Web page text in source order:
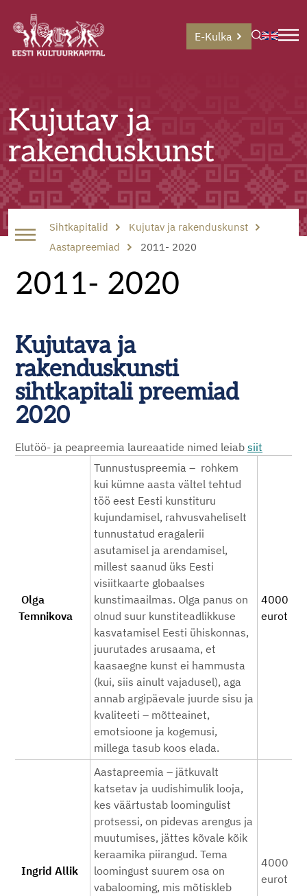
E-Kulka
Kujutav ja
rakenduskunst
Sihtkapitalid
Kujutav ja rakenduskunst
Aastapreemiad
2011- 2020
2011- 2020
Kujutava ja
rakenduskunsti
sihtkapitali preemiad
2020
Elutöö- ja peapreemia laureaatide nimed leiab siit
Olga
Temnikova
Tunnustuspreemia – rohkem
kui kümne aasta vältel tehtud
töö eest Eesti kunstituru
kujundamisel, rahvusvaheliselt
tunnustatud eragalerii
asutamisel ja arendamisel,
millest saanud üks Eesti
visiitkaarte globaalses
kunstimaailmas. Olga panus on
olnud suur kunstiteadlikkuse
kasvatamisel Eesti ühiskonnas,
juurutades arusaama, et
kaasaegne kunst ei hammusta
(kui, siis ainult vajadusel), aga
annab argipäevale juurde sisu ja
kvaliteeti – mõtteainet,
emotsioone ja kogemusi,
millega tasub koos elada.
4000
eurot
Ingrid Allik
Aastapreemia – jätkuvalt
katsetav ja uudishimulik looja,
kes väärtustab loomingulist
protsessi, on pidevas arengus ja
muutumises, jättes kõvale kõik
keraamika piirangud. Tema
loomingust suurem osa on
vabalooming, mis mõtiskleb
4000
eurot